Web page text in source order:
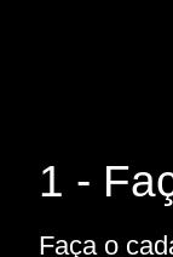
1 -
Faça o